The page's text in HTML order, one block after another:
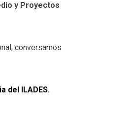
y Proyectos
conversamos
del ILADES.